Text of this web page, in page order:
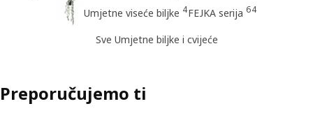
Umjetne viseće biljke 4FEJKA serija 64
Sve Umjetne biljke i cvijeće
Preporučujemo ti